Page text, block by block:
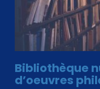
Bibliothèque
d’oeuvres